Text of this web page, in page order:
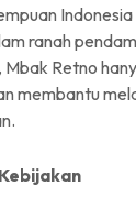
ranah
Retno
membantu